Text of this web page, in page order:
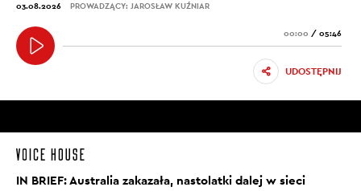
03.08.2026 PROWADZĄCY: JAROSŁAW KUŹNIAR
00:00 / 05:46
UDOSTĘPNIJ
IN BRIEF: Australia zakazała, nastolatki dalej w sieci